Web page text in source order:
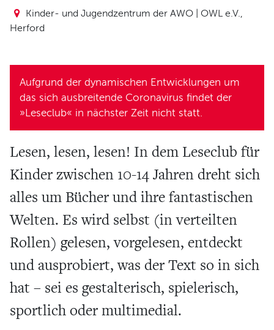
Verein und Förderung
Pool 1000
Publikationen
KARTEN
SERVICE
Für Autor*innen
Informiert bleiben
Presse
Häufige Fragen
Barrierefreiheit
ARCHIV
Programm
Kinder- und Jugendzentrum der AWO | OWL e.V.,
Herford
Aufgrund der dynamischen Entwicklungen um
das sich ausbreitende Coronavirus findet der
»Leseclub« in nächster Zeit nicht statt.
Lesen, lesen, lesen! In dem Leseclub für
Kinder zwischen 10-14 Jahren dreht sich
alles um Bücher und ihre fantastischen
Welten. Es wird selbst (in verteilten
Rollen) gelesen, vorgelesen, entdeckt
und ausprobiert, was der Text so in sich
hat – sei es gestalterisch, spielerisch,
sportlich oder multimedial.